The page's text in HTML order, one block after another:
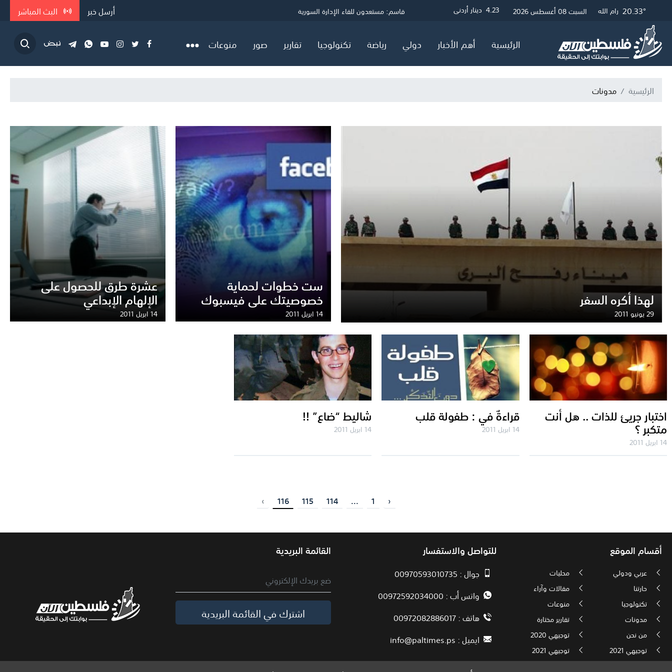
25.71° غزة 20.57° القدس 20.33° رام الله السبت 08 أغسطس 2026 3 دولار أمريكي4.05 جنيه إسترليني 4.23 دينار أردني توضيح مهم صادر عن هيئة البترول في قطاع غزة
السعودية وتركيا وباكستان توقع اتفاق "دفاع مشترك"
قاسم: مستعدون للقاء الإدارة السورية أرسل خبر البث المباشر
الرئيسية أهم الأخبار دولي رياضة تكنولوجيا تقارير صور منوعات
الرئيسية مدونات
لهذا أكره السفر
29 يونيو 2011
ست خطوات لحماية
خصوصيتك على فيسبوك
14 ابريل 2011
عشرة طرق للحصول على
الإلهام الإبداعي
14 ابريل 2011
اختبار جريئ للذات .. هل أنت
متكبر ؟
14 ابريل 2011
قراءةٌ في : طفولة قلب
14 ابريل 2011
شاليط “ضاع” !!
14 ابريل 2011
‹
1
...
114
115
116
›
أقسام الموقع
عربي ودولي
محليات
حارتنا
مقالات وآراء
تكنولوجيا
منوعات
مدونات
تقارير مختارة
من نحن
توجيهي 2020
توجيهي 2021
توجيهي 2021
للتواصل والاستفسار
جوال : 00970593010735
واتس أب : 00972592034000
هاتف : 00972082886017
ايميل :info@paltimes.ps
القائمة البريدية
اشترك في القائمة البريدية